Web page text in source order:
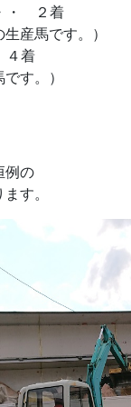
・ ２着
産馬です。）
着
す。）
例の
す。